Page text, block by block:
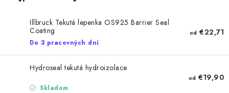
Mapa webu Milpe.sk
Illbruck Tekutá lepenka OS925 Barrier Seal
Coating
Do 3 pracovných dní
od €22,71
Hydroseal tekutá hydroizolace
Skladom
od €19,90